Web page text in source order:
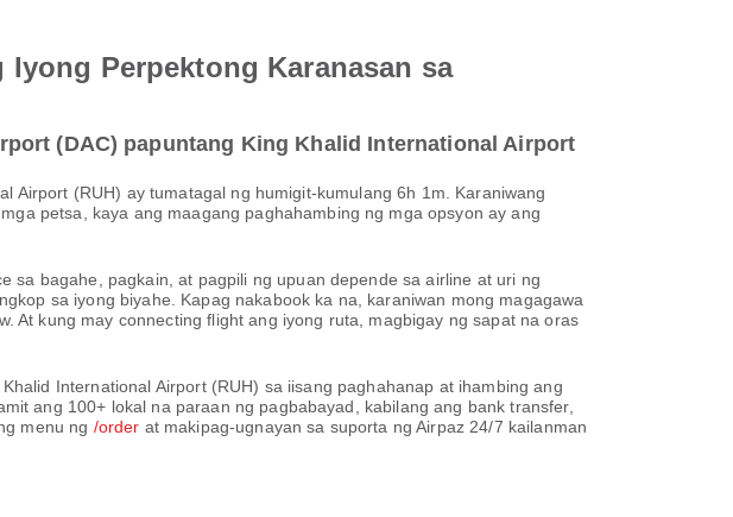
Perpektong Karanasan sa
(DAC) papuntang King Khalid International Airport
Airport (RUH) ay tumatagal ng humigit-kumulang 6h 1m. Karaniwang
petsa, kaya ang maagang paghahambing ng mga opsyon ay ang
sa bagahe, pagkain, at pagpili ng upuan depende sa airline at uri ng
sa iyong biyahe. Kapag nakabook ka na, karaniwan mong magagawa
At kung may connecting flight ang iyong ruta, magbigay ng sapat na oras
International Airport (RUH) sa iisang paghahanap at ihambing ang
ang 100+ lokal na paraan ng pagbabayad, kabilang ang bank transfer,
menu ng /order at makipag-ugnayan sa suporta ng Airpaz 24/7 kailanman